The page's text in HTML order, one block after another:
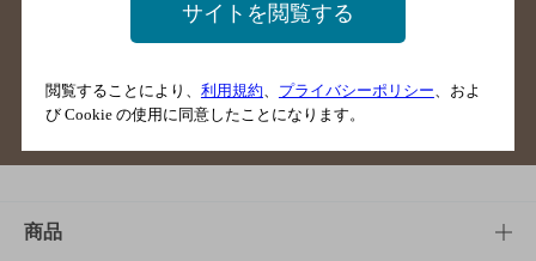
掲載店舗様ログイン
サイトマップ ご意見・ご感想
商品
サイトを閲覧する
閲覧することにより、 利用規約、 プライバシーポリシー、およ
び Cookie の使用に同意したことになります。